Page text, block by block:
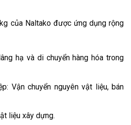
của Naltako được ứng dụng rộng
hạ và di chuyển hàng hóa trong
Vận chuyển nguyên vật liệu, bán
liệu xây dựng.